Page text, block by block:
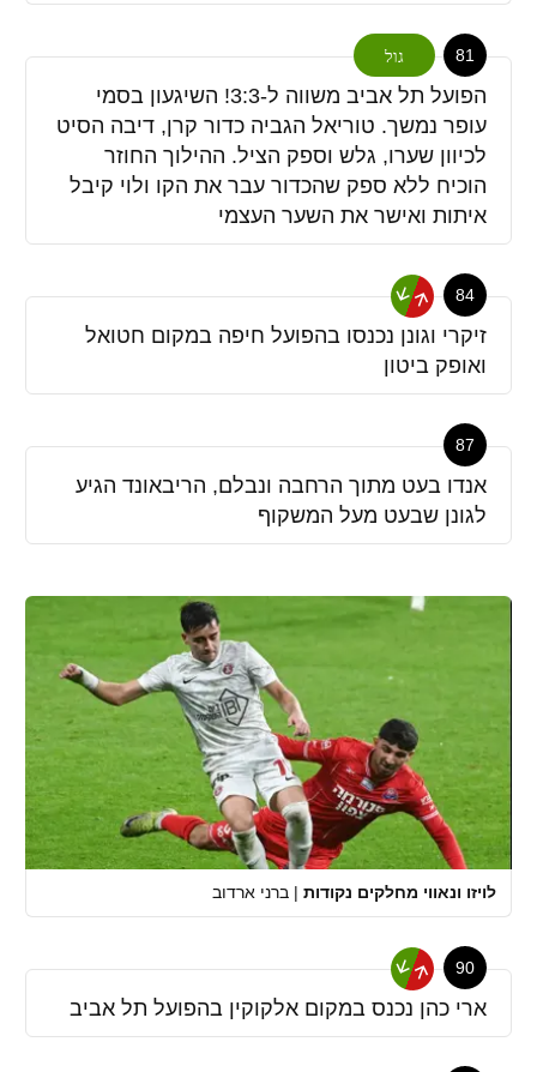
81 גול
הפועל תל אביב משווה ל-3:3! השיגעון בסמי
עופר נמשך. טוריאל הגביה כדור קרן, דיבה הסיט
לכיוון שערו, גלש וספק הציל. ההילוך החוזר
הוכיח ללא ספק שהכדור עבר את הקו ולוי קיבל
איתות ואישר את השער העצמי
84
זיקרי וגונן נכנסו בהפועל חיפה במקום חטואל
ואופק ביטון
87
אנדו בעט מתוך הרחבה ונבלם, הריבאונד הגיע
לגונן שבעט מעל המשקוף
לויזו ונאווי מחלקים נקודות | ברני ארדוב
90
ארי כהן נכנס במקום אלקוקין בהפועל תל אביב